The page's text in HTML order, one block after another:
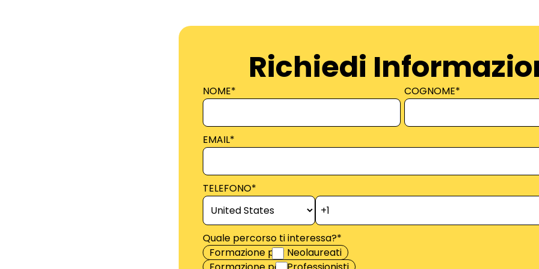
Richiedi
NOME* COGNOME*
EMAIL*
TELEFONO*
Quale percorso ti interessa?*
Formazione per Neolaureati